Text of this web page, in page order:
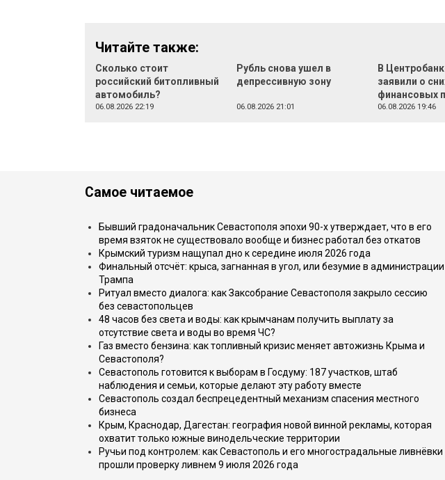
Читайте также:
Сколько стоит
российский битопливный
автомобиль?
06.08.2026 22:19
Рубль снова ушел в
депрессивную зону
06.08.2026 21:01
В
заявили о
финансовых
06.08.2026 19:46
Самое читаемое
Бывший градоначальник Севастополя эпохи 90-х утверждает, что в его
время взяток не существовало вообще и бизнес работал без откатов
Крымский туризм нащупал дно к середине июля 2026 года
Финальный отсчёт: крыса, загнанная в угол, или безумие в администрации
Трампа
Ритуал вместо диалога: как Заксобрание Севастополя закрыло сессию
без севастопольцев
48 часов без света и воды: как крымчанам получить выплату за
отсутствие света и воды во время ЧС?
Газ вместо бензина: как топливный кризис меняет автожизнь Крыма и
Севастополя?
Севастополь готовится к выборам в Госдуму: 187 участков, штаб
наблюдения и семьи, которые делают эту работу вместе
Севастополь создал беспрецедентный механизм спасения местного
бизнеса
Крым, Краснодар, Дагестан: география новой винной рекламы, которая
охватит только южные винодельческие территории
Ручьи под контролем: как Севастополь и его многострадальные ливнёвки
прошли проверку ливнем 9 июля 2026 года